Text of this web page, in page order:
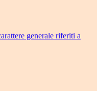
generale riferiti a